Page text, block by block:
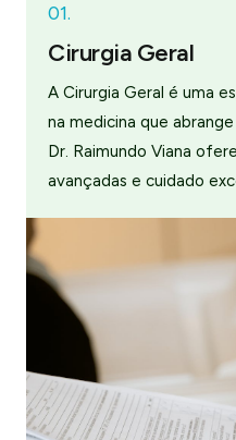
01.
Cirurgia Geral
A Cirurgia Geral é uma
na medicina que
Dr. Raimundo Viana
avançadas e cuidado